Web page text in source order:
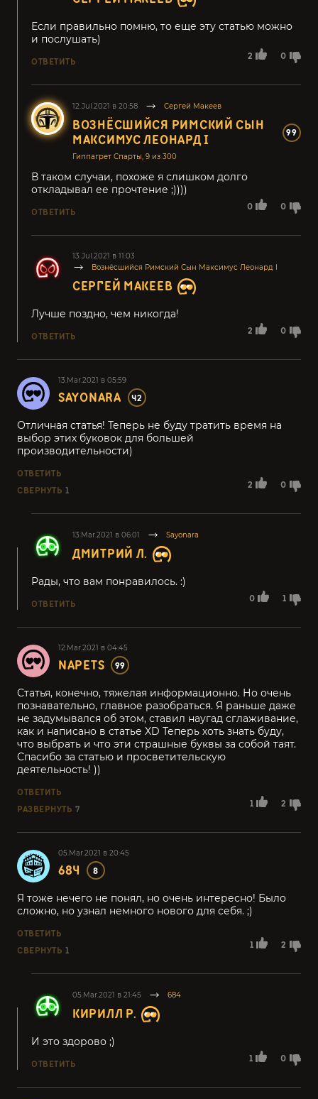
2 0
Если правильно помню, то еще эту статью можно
и послушать)
ОТВЕТИТЬ
12.Jul.2021 в 20:58 Сергей Макеев
ВОЗНЁСШИЙСЯ РИМСКИЙ СЫН
МАКСИМУС ЛЕОНАРД I
99
Гиппагрет Спарты, 9 из 300
0 0
В таком случаи, похоже я слишком долго
откладывал ее прочтение ;))))
ОТВЕТИТЬ
13.Jul.2021 в 11:03
Вознёсшийся Римский Сын Максимус Леонард I
СЕРГЕЙ МАКЕЕВ
2 0
Лучше поздно, чем никогда!
ОТВЕТИТЬ
13.Mar.2021 в 05:59
SAYONARA 42
2 0
Отличная статья! Теперь не буду тратить время на
выбор этих буковок для большей
производительности)
ОТВЕТИТЬ
СВЕРНУТЬ 1
13.Mar.2021 в 06:01 Sayonara
ДМИТРИЙ Л.
0 1
Рады, что вам понравилось. :)
ОТВЕТИТЬ
12.Mar.2021 в 04:45
NAPETS 99
1 2
Статья, конечно, тяжелая информационно. Но очень
познавательно, главное разобраться. Я раньше даже
не задумывался об этом, ставил наугад сглаживание,
как и написано в статье XD Теперь хоть знать буду,
что выбрать и что эти страшные буквы за собой таят.
Спасибо за статью и просветительскую
деятельность! ))
ОТВЕТИТЬ
РАЗВЕРНУТЬ 7
05.Mar.2021 в 20:45
684 8
1 2
Я тоже нечего не понял, но очень интересно! Было
сложно, но узнал немного нового для себя. ;)
ОТВЕТИТЬ
СВЕРНУТЬ 1
05.Mar.2021 в 21:45 684
КИРИЛЛ Р.
1 0
И это здорово ;)
ОТВЕТИТЬ